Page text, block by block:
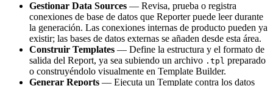
Gestionar Data Sources — Revisa, prueba o registra
conexiones de base de datos que Reporter puede leer durante
la generación. Las conexiones internas de producto pueden ya
existir; las bases de datos externas se añaden desde esta área.
Construir Templates — Define la estructura y el formato de
salida del Report, ya sea subiendo un archivo .tpl preparado
o construyéndolo visualmente en Template Builder.
Generar Reports — Ejecuta un Template contra los datos